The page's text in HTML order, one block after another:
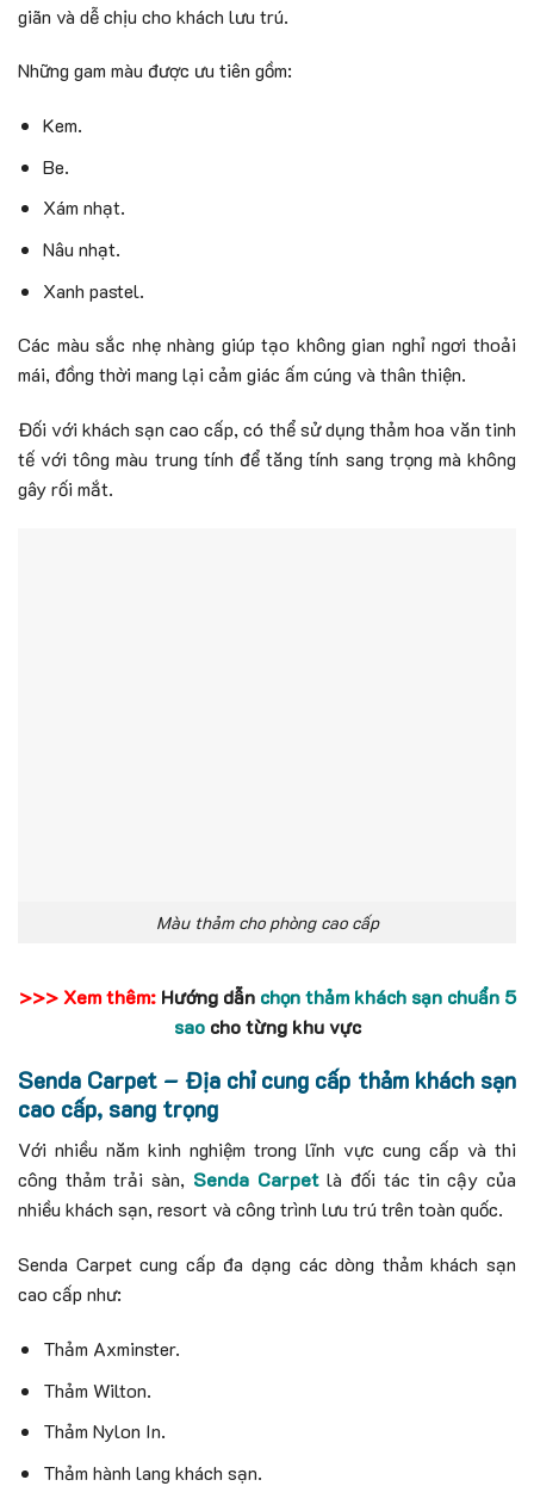
giãn và dễ chịu cho khách lưu trú.
Những gam màu được ưu tiên gồm:
Kem.
Be.
Xám nhạt.
Nâu nhạt.
Xanh pastel.
Các màu sắc nhẹ nhàng giúp tạo không gian nghỉ ngơi thoải
mái, đồng thời mang lại cảm giác ấm cúng và thân thiện.
Đối với khách sạn cao cấp, có thể sử dụng thảm hoa văn tinh
tế với tông màu trung tính để tăng tính sang trọng mà không
gây rối mắt.
Màu thảm cho phòng cao cấp
>>> Xem thêm:Hướng dẫn chọn thảm khách sạn chuẩn 5
saocho từng khu vực
Senda Carpet – Địa chỉ cung cấp thảm khách sạn
cao cấp, sang trọng
Với nhiều năm kinh nghiệm trong lĩnh vực cung cấp và thi
công thảm trải sàn, Senda Carpetlà đối tác tin cậy của
nhiều khách sạn, resort và công trình lưu trú trên toàn quốc.
Senda Carpet cung cấp đa dạng các dòng thảm khách sạn
cao cấp như:
Thảm Axminster.
Thảm Wilton.
Thảm Nylon In.
Thảm hành lang khách sạn.